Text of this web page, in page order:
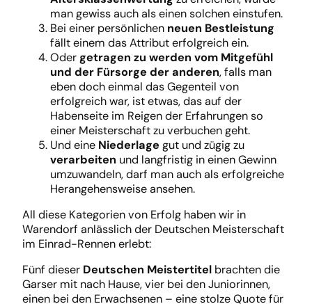
man gewiss auch als einen solchen einstufen.
Bei einer persönlichen neuen Bestleistung
fällt einem das Attribut erfolgreich ein.
Odergetragen zu werden vom Mitgefühl
und der Fürsorge der anderen, falls man
eben doch einmal das Gegenteil von
erfolgreich war, ist etwas, das auf der
Habenseite im Reigen der Erfahrungen so
einer Meisterschaft zu verbuchen geht.
Und eine Niederlage gut und zügig zu
verarbeiten und langfristig in einen Gewinn
umzuwandeln, darf man auch als erfolgreiche
Herangehensweise ansehen.
All diese Kategorien von Erfolg haben wir in
Warendorf anlässlich der Deutschen Meisterschaft
im Einrad-Rennen erlebt:
Fünf dieser Deutschen Meistertitel brachten die
Garser mit nach Hause, vier bei den Juniorinnen,
einen bei den Erwachsenen – eine stolze Quote für